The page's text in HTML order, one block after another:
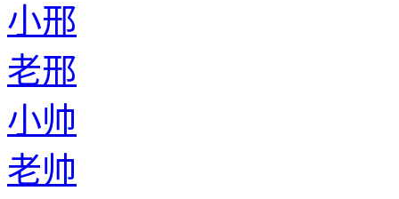
小邢
老邢
小帅
老帅